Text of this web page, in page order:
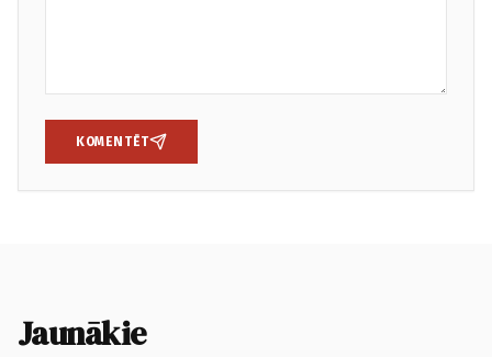
KOMENTĒT
Jaunākie